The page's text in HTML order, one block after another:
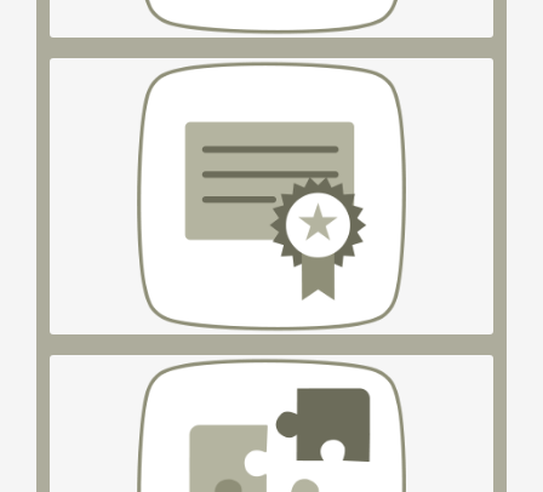
Unser Anspruch
Wirksamkeit durch höchste Beratungsqualität auf
der Grundlage neuster wissenschaftlicher
Erkenntnisse und dem State of the Art beraterischer
Praxis gepaart mit Engagement und Leidenschaft.
zukünftiger Herausforderungen und heikler
Problemstellungen.